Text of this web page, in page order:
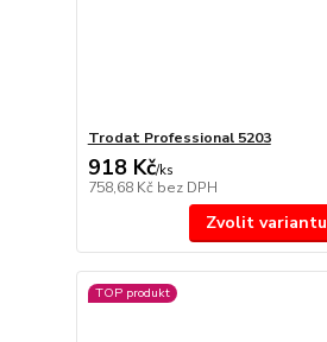
Trodat Professional 5203
918 Kč/ks
758,68 Kč bez DPH
Zvolit variantu
TOP produkt